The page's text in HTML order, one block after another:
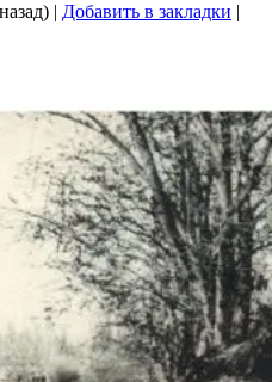
| Добавить в закладки |